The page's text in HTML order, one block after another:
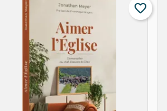
favorite_border